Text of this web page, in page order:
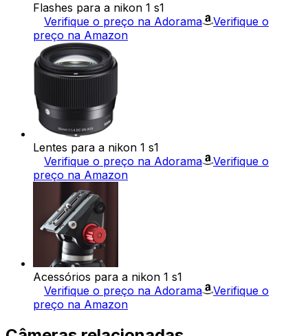
Flashes para a nikon 1 s1
Verifique o preço na Adorama
Verifique o
preço na Amazon
Lentes para a nikon 1 s1
Verifique o preço na Adorama
Verifique o
preço na Amazon
Acessórios para a nikon 1 s1
Verifique o preço na Adorama
Verifique o
preço na Amazon